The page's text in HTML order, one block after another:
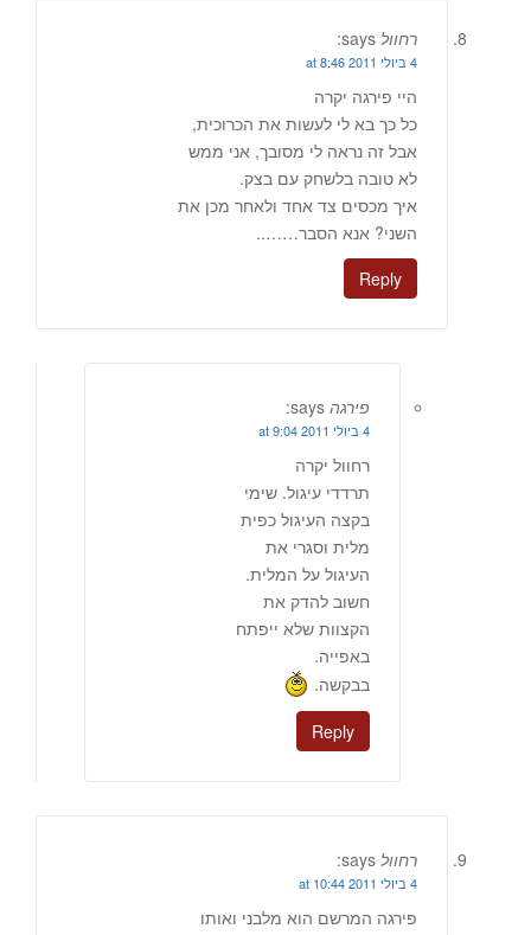
רחוול says:
4 ביולי 2011 at 8:46
היי פירגה יקרה
כל כך בא לי לעשות את הכרוכית,
אבל זה נראה לי מסובך, אני ממש
לא טובה בלשחק עם בצק.
איך מכסים צד אחד ולאחר מכן את
השני? אנא הסבר……..
Reply
פירגה says:
4 ביולי 2011 at 9:04
רחוול יקרה
תרדדי עיגול. שימי
בקצה העיגול כפית
מלית וסגרי את
העיגול על המלית.
חשוב להדק את
הקצוות שלא ייפתח
באפייה.
בבקשה.
Reply
רחוול says:
4 ביולי 2011 at 10:44
פירגה המרשם הוא מלבני ואותו